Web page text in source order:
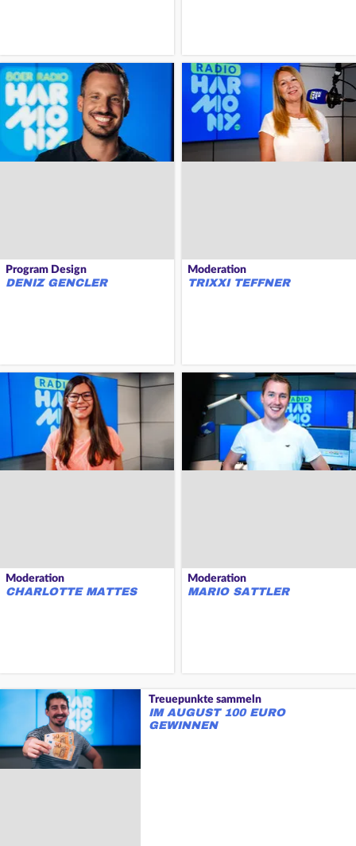
Program Design
DENIZ GENCLER
Moderation
TRIXXI TEFFNER
Moderation
CHARLOTTE MATTES
Moderation
MARIO SATTLER
Treuepunkte sammeln
IM AUGUST 100 EURO
GEWINNEN